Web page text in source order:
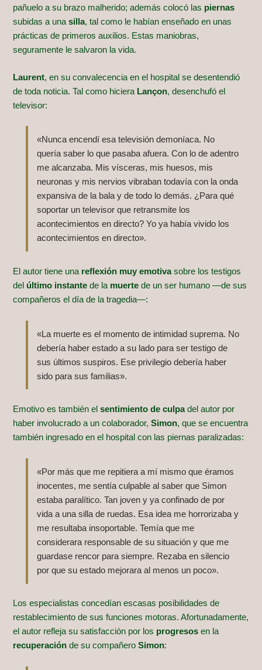
pañuelo a su brazo malherido; además colocó las piernas
subidas a unasilla, tal como le habían enseñado en unas
prácticas de primeros auxilios. Estas maniobras,
seguramente le salvaron la vida.
Laurent, en su convalecencia en el hospital se desentendió
de toda noticia. Tal como hiciera Lançon, desenchufó el
televisor:
«Nunca encendí esa televisión demoníaca. No
quería saber lo que pasaba afuera. Con lo de adentro
me alcanzaba. Mis vísceras, mis huesos, mis
neuronas y mis nervios vibraban todavía con la onda
expansiva de la bala y de todo lo demás. ¿Para qué
soportar un televisor que retransmite los
acontecimientos en directo? Yo ya había vivido los
acontecimientos en directo».
El autor tiene una reflexión muy emotivasobre los testigos
del último instante de la muerte de un ser humano —de sus
compañeros el día de la tragedia—:
«La muerte es el momento de intimidad suprema. No
debería haber estado a su lado para ser testigo de
sus últimos suspiros. Ese privilegio debería haber
sido para sus familias».
Emotivo es también elsentimiento de culpadel autor por
haber involucrado a un colaborador,Simon, que se encuentra
también ingresado en el hospital con las piernas paralizadas:
«Por más que me repitiera a mí mismo que éramos
inocentes, me sentía culpable al saber que Simon
estaba paralítico. Tan joven y ya confinado de por
vida a una silla de ruedas. Esa idea me horrorizaba y
me resultaba insoportable. Temía que me
considerara responsable de su situación y que me
guardase rencor para siempre. Rezaba en silencio
por que su estado mejorara al menos un poco».
Los especialistas concedían escasas posibilidades de
restablecimiento de sus funciones motoras. Afortunadamente,
el autor refleja su satisfacción por los progresos en la
recuperación de su compañeroSimon: